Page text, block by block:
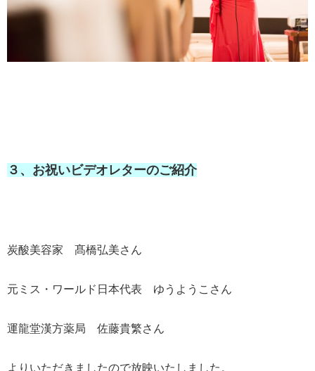
３、お祝いビデオレターのご紹介
炭酸美容家 髙橋弘美さん
元ミス・ワールド日本代表 ゆうようこさん
運龍堂漢方薬局 佐藤貴繁さん
よりいただきましたので放映いたしました。